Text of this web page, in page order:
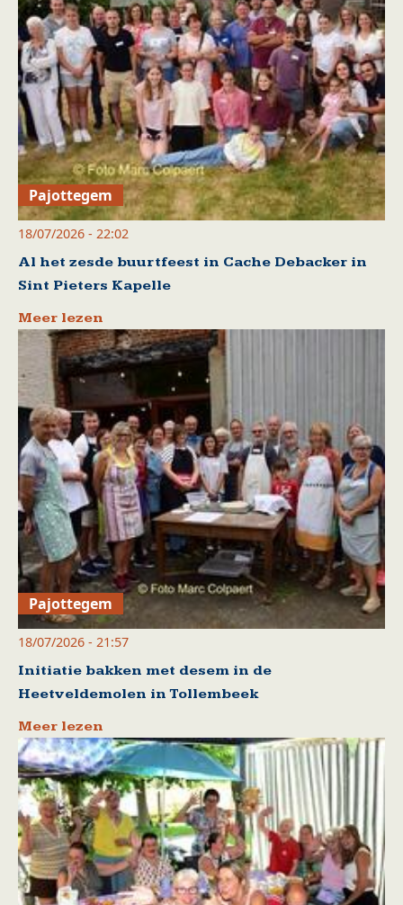
Pajottegem
18/07/2026 - 22:02
Al het zesde buurtfeest in Cache Debacker in
Sint Pieters Kapelle
Meer lezen
Pajottegem
18/07/2026 - 21:57
Initiatie bakken met desem in de
Heetveldemolen in Tollembeek
Meer lezen